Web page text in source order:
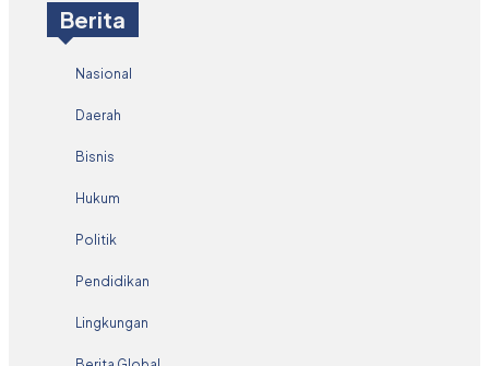
Berita
Nasional
Daerah
Bisnis
Hukum
Politik
Pendidikan
Lingkungan